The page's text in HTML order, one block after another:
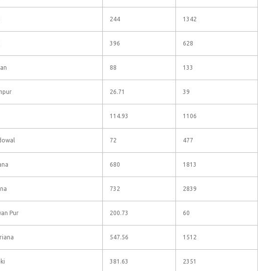
244 1342
396 628
88 133
26.71 39
114.93 1106
72 477
680 1813
732 2839
Pur 200.73 60
547.56 1512
381.63 2351